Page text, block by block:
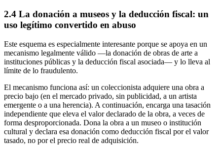
2.4 La donación a museos y la deducción fiscal: un
uso legítimo convertido en abuso
Este esquema es especialmente interesante porque se apoya en un
mecanismo legalmente válido —la donación de obras de arte a
instituciones públicas y la deducción fiscal asociada— y lo lleva al
límite de lo fraudulento.
El mecanismo funciona así: un coleccionista adquiere una obra a
precio bajo (en el mercado privado, sin publicidad, a un artista
emergente o a una herencia). A continuación, encarga una tasación
independiente que eleva el valor declarado de la obra, a veces de
forma desproporcionada. Dona la obra a un museo o institución
cultural y declara esa donación como deducción fiscal por el valor
tasado, no por el precio real de adquisición.